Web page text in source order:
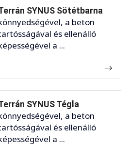
SYNUS Sötétbarna
a beton
és ellenálló
a ...
SYNUS Tégla
a beton
és ellenálló
a ...